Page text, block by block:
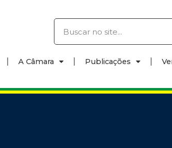
A Câmara Publicações